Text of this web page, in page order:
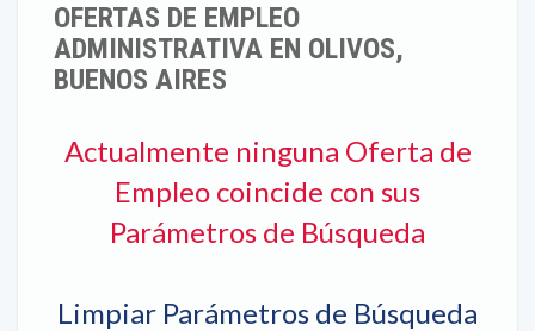
OFERTAS DE EMPLEO
ADMINISTRATIVA EN OLIVOS,
BUENOS AIRES
Actualmente ninguna Oferta de
Empleo coincide con sus
Parámetros de Búsqueda
Limpiar Parámetros de Búsqueda